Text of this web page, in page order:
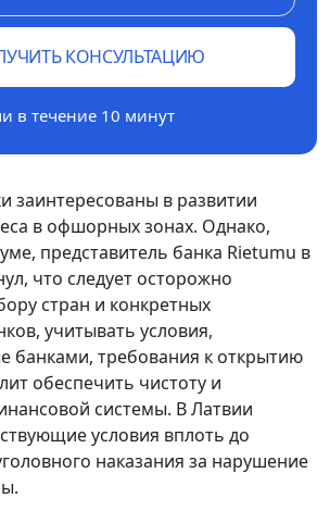
КОНСУЛЬТАЦИЮ
в течение 10 минут
заинтересованы в развитии
в офшорных зонах. Однако,
представитель банка Rietumu в
что следует осторожно
стран и конкретных
учитывать условия,
банками, требования к открытию
обеспечить чистоту и
системы. В Латвии
условия вплоть до
наказания за нарушение